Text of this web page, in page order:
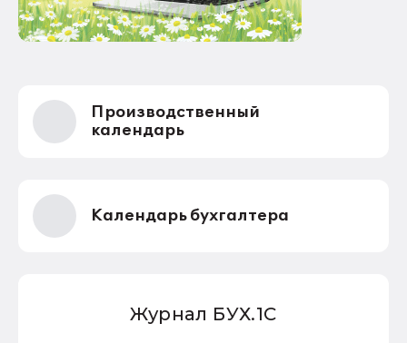
Производственный
календарь
Календарь бухгалтера
Журнал БУХ.1С